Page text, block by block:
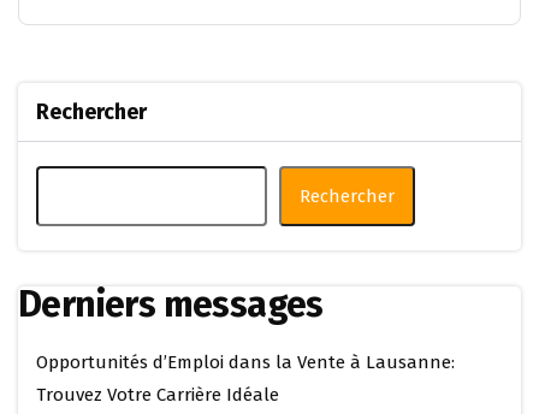
Rechercher
Rechercher
Derniers messages
Opportunités d’Emploi dans la Vente à Lausanne:
Trouvez Votre Carrière Idéale